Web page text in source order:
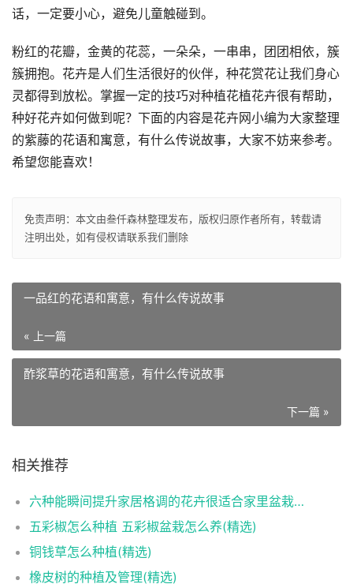
话，一定要小心，避免儿童触碰到。
粉红的花瓣，金黄的花蕊，一朵朵，一串串，团团相依，簇
簇拥抱。花卉是人们生活很好的伙伴，种花赏花让我们身心
灵都得到放松。掌握一定的技巧对种植花植花卉很有帮助，
种好花卉如何做到呢？下面的内容是花卉网小编为大家整理
的紫藤的花语和寓意，有什么传说故事，大家不妨来参考。
希望您能喜欢！
免责声明： 本文由叁仟森林整理发布，版权归原作者所有，转载请
注明出处，如有侵权请联系我们删除
一品红的花语和寓意，有什么传说故事
« 上一篇
酢浆草的花语和寓意，有什么传说故事
下一篇 »
相关推荐
六种能瞬间提升家居格调的花卉很适合家里盆栽种植(精选)
五彩椒怎么种植 五彩椒盆栽怎么养(精选)
铜钱草怎么种植(精选)
橡皮树的种植及管理(精选)